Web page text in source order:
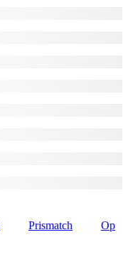
Prismatch
Op